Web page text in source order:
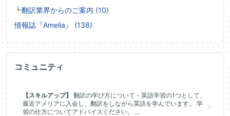
┗翻訳業界からのご案内 (10)
情報誌『Amelia』 (138)
コミュニティ
【スキルアップ】
翻訳の学び方について - 英語学習の1つとして、
最近アメリアに入会し、翻訳をしながら英語を学んでいます。 学
習の仕方についてアドバイスください。 ...